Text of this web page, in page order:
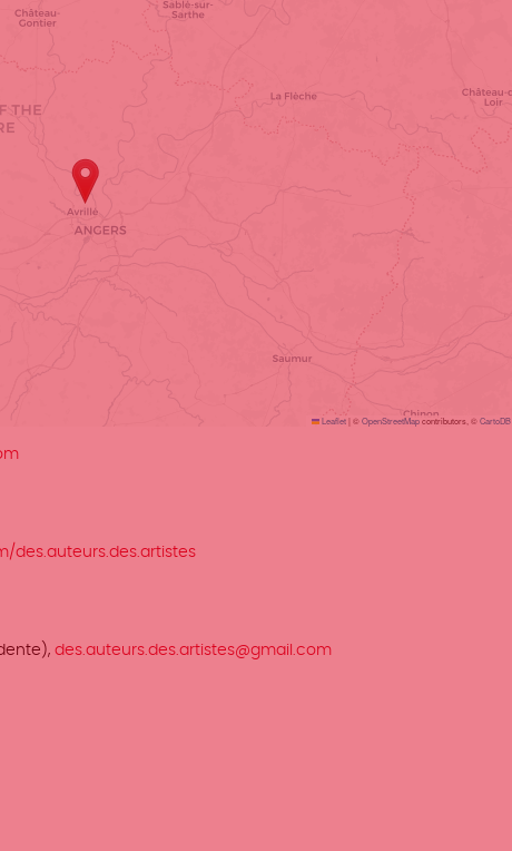
Leaflet| ©OpenStreetMapcontributors, ©CartoDB
des.auteurs.des.artistes
des.auteurs.des.artistes@gmail.com